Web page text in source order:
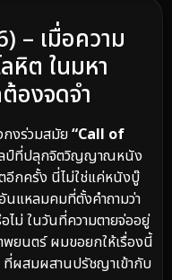
– เมื่อความ
หิต ในมหา
องจดจำ
งร่วมสมัย“Call of
ลป์ที่ปลุกจิตวิญญาณหนัง
อีกครั้ง นี่ไม่ใช่แค่หนังบู๊
แหลมคมที่ตั้งคำถามว่า
ม่ ในวันที่ความตายจ่ออยู่
พยนตร์ ผมขอยกให้เรื่องนี้
ที่ผสมผสานปรัชญาเข้ากับ